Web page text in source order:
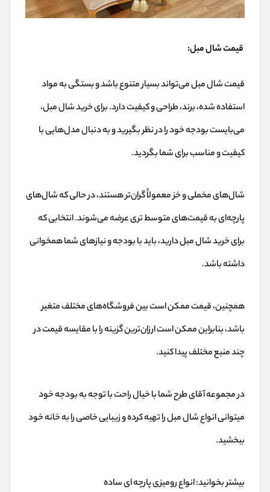
قیمت شال مبل:
قیمت شال مبل می‌تواند بسیار متنوع باشد و بستگی به مواد
استفاده شده، برند، طراحی و کیفیت دارد. برای خرید شال مبل،
می‌بایست بودجه خود را در نظر بگیرید و به دنبال مدل‌هایی با
کیفیت و مناسب برای شما بگردید.
شال‌های مخملی و خز معمولاً گران‌تر هستند، در حالی که شال‌های
پارچه‌ای به قیمت‌های متوسط ‌تری عرضه می‌شوند. انتخابی که
برای خرید شال مبل دارید، باید با بودجه و نیازهای شما همخوانی
داشته باشد.
همچنین، قیمت ممکن است بین فروشگاه‌های مختلف متغیر
باشد، بنابراین ممکن است ارزان‌ترین گزینه را با مقایسه قیمت در
چند منبع مختلف پیدا کنید.
در مجموعه آقای طرح شما با خیال راحت با توجه به بودجه خود
میتوانی انواع شال مبل را تهیه کرده و زیبایی خاصی را به خانه خود
ببخشید.
بیشتر بخوانید:انواع رومیزی پارچه ای ساده